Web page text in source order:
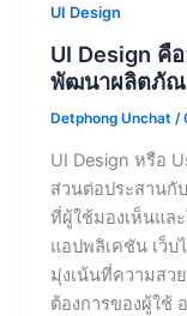
UI Design
UI Design คื
พัฒนาผลิตภั
Detphong Unchat /
UI Design หรือ
ส่วนต่อประสานกั
ที่ผู้ใช้มองเห็นแล
แอปพลิเคชัน เว็
มุ่งเน้นที่ความสว
ต้องการของผู้ใช้